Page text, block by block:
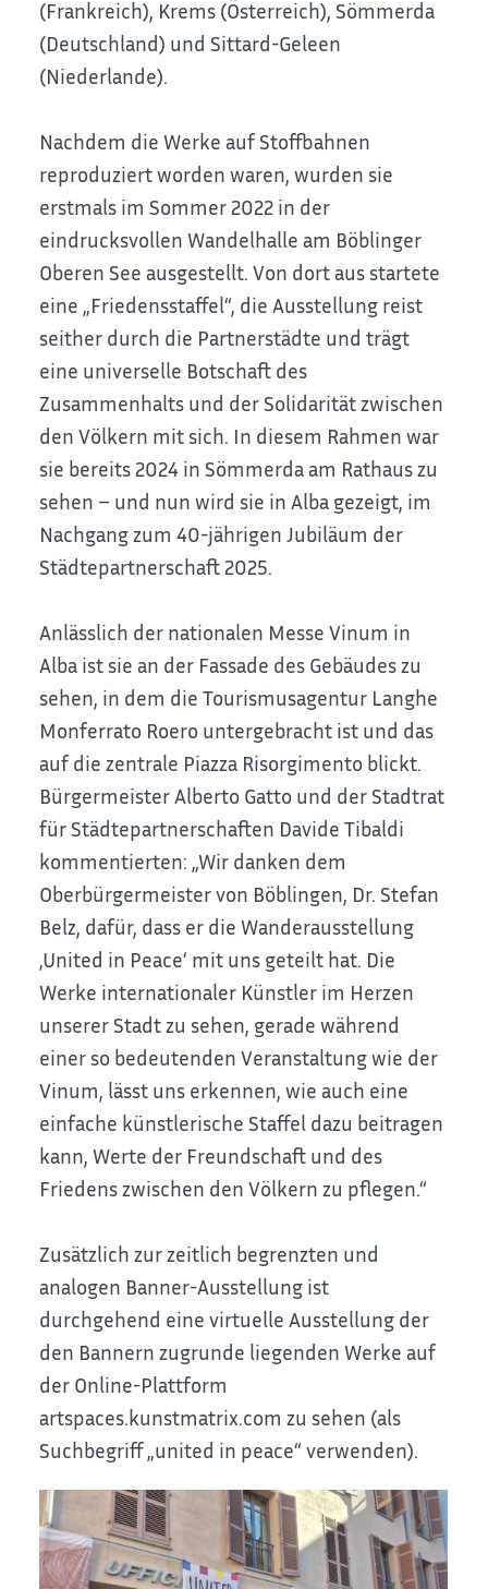
(Frankreich), Krems (Österreich), Sömmerda
(Deutschland) und Sittard-Geleen
(Niederlande).
Nachdem die Werke auf Stoffbahnen
reproduziert worden waren, wurden sie
erstmals im Sommer 2022 in der
eindrucksvollen Wandelhalle am Böblinger
Oberen See ausgestellt. Von dort aus startete
eine „Friedensstaffel“, die Ausstellung reist
seither durch die Partnerstädte und trägt
eine universelle Botschaft des
Zusammenhalts und der Solidarität zwischen
den Völkern mit sich. In diesem Rahmen war
sie bereits 2024 in Sömmerda am Rathaus zu
sehen – und nun wird sie in Alba gezeigt, im
Nachgang zum 40-jährigen Jubiläum der
Städtepartnerschaft 2025.
Anlässlich der nationalen Messe Vinum in
Alba ist sie an der Fassade des Gebäudes zu
sehen, in dem die Tourismusagentur Langhe
Monferrato Roero untergebracht ist und das
auf die zentrale Piazza Risorgimento blickt.
Bürgermeister Alberto Gatto und der Stadtrat
für Städtepartnerschaften Davide Tibaldi
kommentierten: „Wir danken dem
Oberbürgermeister von Böblingen, Dr. Stefan
Belz, dafür, dass er die Wanderausstellung
‚United in Peace‘ mit uns geteilt hat. Die
Werke internationaler Künstler im Herzen
unserer Stadt zu sehen, gerade während
einer so bedeutenden Veranstaltung wie der
Vinum, lässt uns erkennen, wie auch eine
einfache künstlerische Staffel dazu beitragen
kann, Werte der Freundschaft und des
Friedens zwischen den Völkern zu pflegen.“
Zusätzlich zur zeitlich begrenzten und
analogen Banner-Ausstellung ist
durchgehend eine virtuelle Ausstellung der
den Bannern zugrunde liegenden Werke auf
der Online-Plattform
artspaces.kunstmatrix.com zu sehen (als
Suchbegriff „united in peace“ verwenden).